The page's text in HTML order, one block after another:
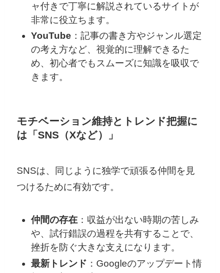
ャ付きで丁寧に解説されているサイトが
非常に役立ちます。
YouTube ：記事の書き方やジャンル選定
の考え方など、視覚的に理解できるた
め、初心者でもスムーズに知識を吸収で
きます。
モチベーション維持とトレンド把握に
は「SNS（Xなど）」
SNSは、同じように独学で頑張る仲間を見
つけるために有効です。
仲間の存在：収益が出ない時期の苦しみ
や、試行錯誤の過程を共有することで、
挫折を防ぐ大きな支えになります。
最新トレンド ：Googleのアップデート情